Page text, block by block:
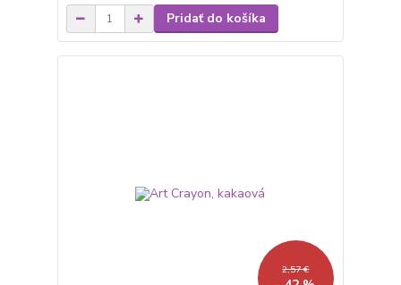
Pridať do košíka
2,57 €